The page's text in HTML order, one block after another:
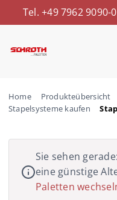
to
Tel. +49 7962 9090-0
Ankaufen
Home Produkteübersicht
Stapelsysteme kaufen
Sie sehen gerade:
eine günstige
Paletten